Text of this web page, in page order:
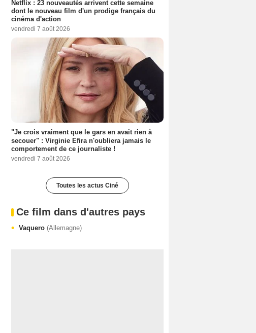
Netflix : 23 nouveautés arrivent cette semaine
dont le nouveau film d'un prodige français du
cinéma d'action
vendredi 7 août 2026
"Je crois vraiment que le gars en avait rien à
secouer" : Virginie Efira n'oubliera jamais le
comportement de ce journaliste !
vendredi 7 août 2026
Toutes les actus Ciné
Ce film dans d'autres pays
Vaquero (Allemagne)